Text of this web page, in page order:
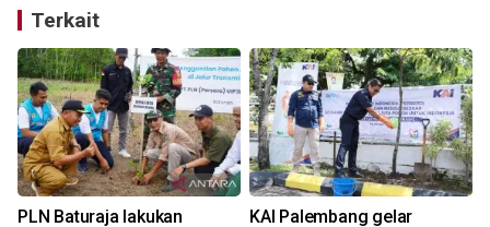
Terkait
PLN Baturaja lakukan KAI Palembang gelar